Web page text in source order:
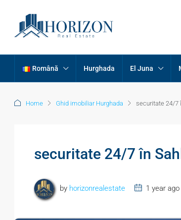
Română Hurghada El Juna
Home Ghid imobiliar Hurghada securitate 24/7
securitate 24/7 în
by horizonrealestate 1 year ago